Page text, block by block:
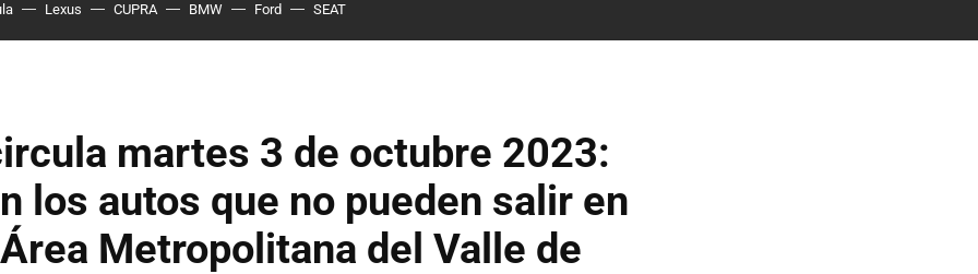
Lexus CUPRA BMW Ford SEAT
martes 3 de octubre 2023:
los autos que no pueden salir en
Metropolitana del Valle de